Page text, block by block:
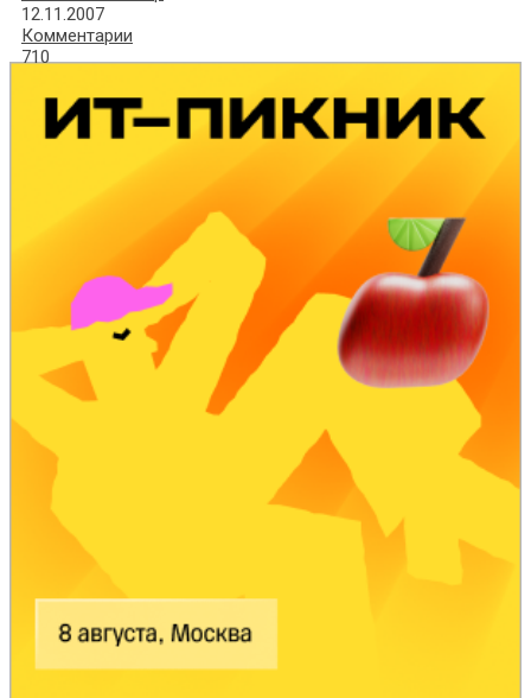
12.11.2007
Комментарии
710